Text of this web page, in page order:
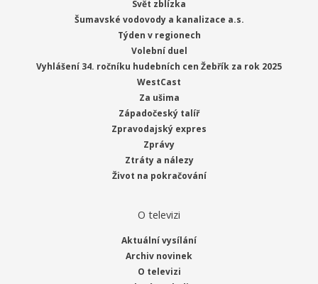
Svět zblízka
Šumavské vodovody a kanalizace a.s.
Týden v regionech
Volební duel
Vyhlášení 34. ročníku hudebních cen Žebřík za rok 2025
WestCast
Za ušima
Západočeský talíř
Zpravodajský expres
Zprávy
Ztráty a nálezy
Život na pokračování
O televizi
Aktuální vysílání
Archiv novinek
O televizi